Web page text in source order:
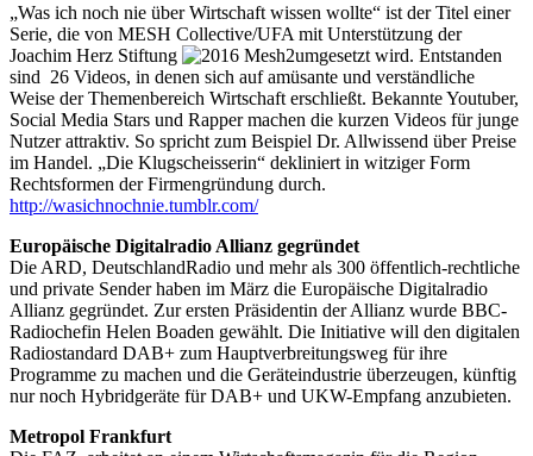
„Was ich noch nie über Wirtschaft wissen wollte“ ist der Titel einer
Serie, die von MESH Collective/UFA mit Unterstützung der
Joachim Herz Stiftung
umgesetzt wird. Entstanden
sind 26 Videos, in denen sich auf amüsante und verständliche
Weise der Themenbereich Wirtschaft erschließt. Bekannte Youtuber,
Social Media Stars und Rapper machen die kurzen Videos für junge
Nutzer attraktiv. So spricht zum Beispiel Dr. Allwissend über Preise
im Handel. „Die Klugscheisserin“ dekliniert in witziger Form
Rechtsformen der Firmengründung durch.
http://wasichnochnie.tumblr.com/
Europäische Digitalradio Allianz gegründet
Die ARD, DeutschlandRadio und mehr als 300 öffentlich-rechtliche
und private Sender haben im März die Europäische Digitalradio
Allianz gegründet. Zur ersten Präsidentin der Allianz wurde BBC-
Radiochefin Helen Boaden gewählt. Die Initiative will den digitalen
Radiostandard DAB+ zum Hauptverbreitungsweg für ihre
Programme zu machen und die Geräteindustrie überzeugen, künftig
nur noch Hybridgeräte für DAB+ und UKW-Empfang anzubieten.
Metropol Frankfurt